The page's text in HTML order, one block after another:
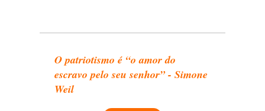
O patriotismo é “o amor do
escravo pelo seu senhor” - Simone
Weil